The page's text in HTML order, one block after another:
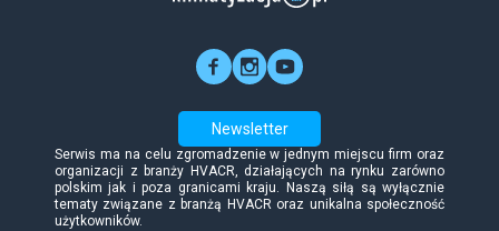
Newsletter
Serwis ma na celu zgromadzenie w jednym miejscu firm oraz
organizacji z branży HVACR, działających na rynku zarówno
polskim jak i poza granicami kraju. Naszą siłą są wyłącznie
tematy związane z branżą HVACR oraz unikalna społeczność
użytkowników.